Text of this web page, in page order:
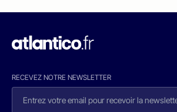
RECEVEZ NOTRE NEWSLETTER